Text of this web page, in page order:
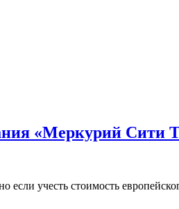
«Меркурий Сити
учесть стоимость